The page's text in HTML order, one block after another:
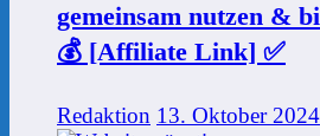
gemeinsam nutzen &
💰 [Affiliate Link] ✅
Redaktion 13. Oktober 2024